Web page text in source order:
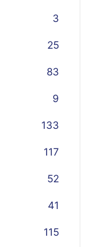
3
25
83
9
133
117
52
41
115